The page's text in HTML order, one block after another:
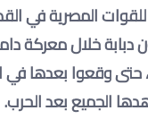
المصرية في
دبابة خلال معركة
حتى وقعوا بعدها
الجميع بعد الحرب.